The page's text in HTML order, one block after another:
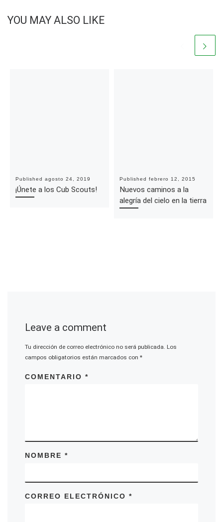
YOU MAY ALSO LIKE
Published agosto 24, 2019
¡Únete a los Cub Scouts!
Published febrero 12, 2015
Nuevos caminos a la
alegría del cielo en la tierra
Leave a comment
Tu dirección de correo electrónico no será publicada. Los
campos obligatorios están marcados con*
COMENTARIO*
NOMBRE*
CORREO ELECTRÓNICO*